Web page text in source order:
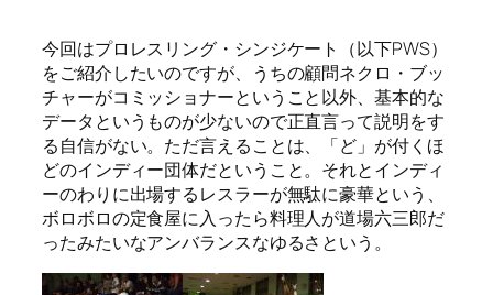
今回はプロレスリング・シンジケート（以下PWS）
をご紹介したいのですが、うちの顧問ネクロ・ブッ
チャーがコミッショナーということ以外、基本的な
データというものが少ないので正直言って説明をす
る自信がない。ただ言えることは、「ど」が付くほ
どのインディー団体だということ。それとインディ
ーのわりに出場するレスラーが無駄に豪華という、
ボロボロの定食屋に入ったら料理人が道場六三郎だ
ったみたいなアンバランスなゆるさという。